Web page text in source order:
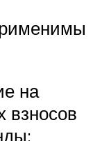
на
взносов